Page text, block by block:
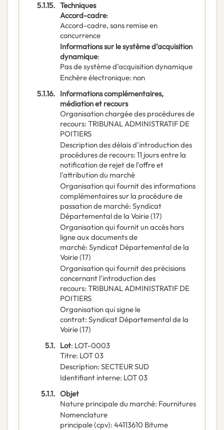
5.1.15. Techniques
Accord-cadre:
Accord-cadre, sans remise en
concurrence
Informations sur le système d’acquisition
dynamique:
Pas de système d’acquisition dynamique
Enchère électronique: non
5.1.16. Informations complémentaires,
médiation et recours
Organisation chargée des procédures de
recours: TRIBUNAL ADMINISTRATIF DE
POITIERS
Description des délais d'introduction des
procédures de recours: 11 jours entre la
notification de rejet de l'offre et
l'attribution du marché
Organisation qui fournit des informations
complémentaires sur la procédure de
passation de marché: Syndicat
Départemental de la Voirie (17)
Organisation qui fournit un accès hors
ligne aux documents de
marché: Syndicat Départemental de la
Voirie (17)
Organisation qui fournit des précisions
concernant l’introduction des
recours: TRIBUNAL ADMINISTRATIF DE
POITIERS
Organisation qui signe le
contrat: Syndicat Départemental de la
Voirie (17)
5.1. Lot: LOT-0003
Titre: LOT 03
Description: SECTEUR SUD
Identifiant interne: LOT 03
5.1.1. Objet
Nature principale du marché: Fournitures
Nomenclature
principale(cpv): 44113610 Bitume